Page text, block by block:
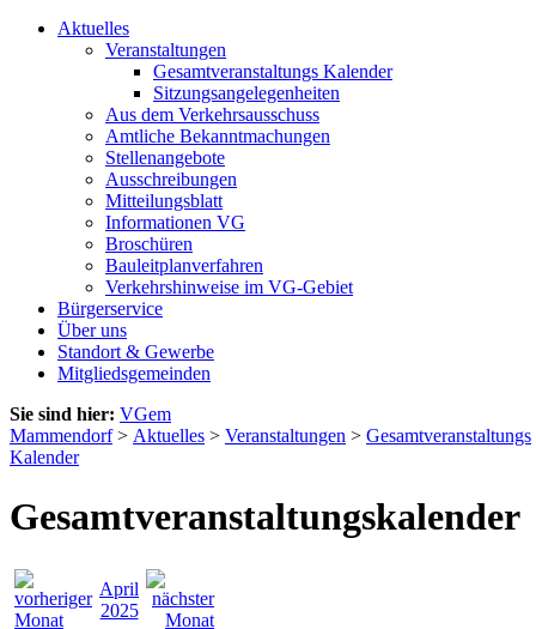
Aktuelles
Veranstaltungen
Gesamtveranstaltungs Kalender
Sitzungsangelegenheiten
Aus dem Verkehrsausschuss
Amtliche Bekanntmachungen
Stellenangebote
Ausschreibungen
Mitteilungsblatt
Informationen VG
Broschüren
Bauleitplanverfahren
Verkehrshinweise im VG-Gebiet
Bürgerservice
Über uns
Standort & Gewerbe
Mitgliedsgemeinden
Sie sind hier: VGem
Mammendorf> Aktuelles > Veranstaltungen > Gesamtveranstaltungs
Kalender
Gesamtveranstaltungskalender
April
2025